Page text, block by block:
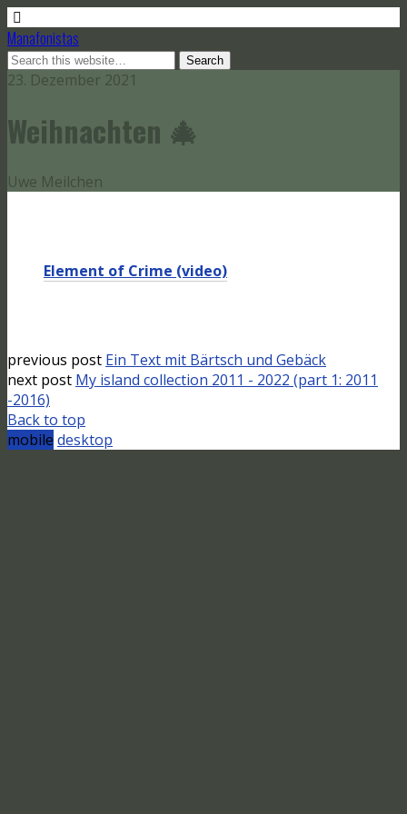
Manafonistas
23. Dezember 2021
Weihnachten 🎄
Uwe Meilchen
Element of Crime (video)
previous post Ein Text mit Bärtsch und Gebäck
next post My island collection 2011 - 2022 (part 1: 2011
-2016)
Back to top
mobile desktop